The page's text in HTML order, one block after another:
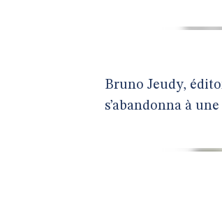
Bruno Jeudy,
s’abandonna à